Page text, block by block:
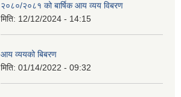
२०८०/२०८१ को बार्षिक आय व्यय विबरण
मिति: 12/12/2024 - 14:15
आय व्ययको बिबरण
मिति: 01/14/2022 - 09:32